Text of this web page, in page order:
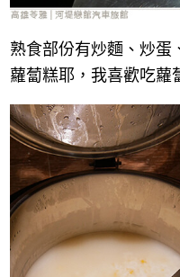
熟食部份有炒麵、炒蛋
蘿蔔糕耶，我喜歡吃蘿